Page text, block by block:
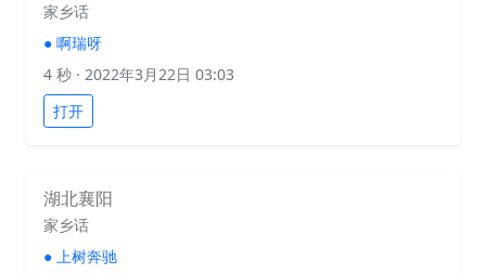
家乡话
● 啊瑞呀
4 秒 · 2022年3月22日 03:03
打开
湖北襄阳
家乡话
● 上树奔驰